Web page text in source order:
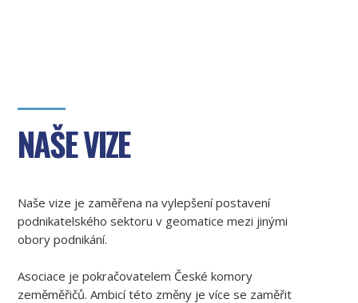
NAŠE VIZE
Naše vize je zaměřena na vylepšení postavení
podnikatelského sektoru v geomatice mezi jinými
obory podnikání.
Asociace je pokračovatelem České komory
zeměměřičů. Ambicí této změny je více se zaměřit